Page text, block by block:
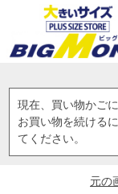
現在、買い物かご
お買い物を続ける
てください。
元の